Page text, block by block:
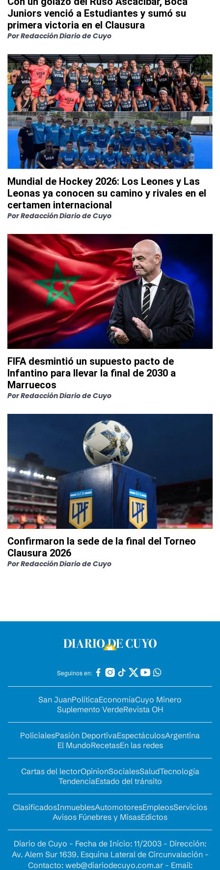
Juniors venció a Estudiantes y sumó su
primera victoria en el Clausura
PorRedacción Diario de Cuyo
Mundial de Hockey 2026: Los Leones y Las
Leonas ya conocen su camino y rivales en el
certamen internacional
PorRedacción Diario de Cuyo
FIFA desmintió un supuesto pacto de
Infantino para llevar la final de 2030 a
Marruecos
PorRedacción Diario de Cuyo
Confirmaron la sede de la final del Torneo
Clausura 2026
PorRedacción Diario de Cuyo
Seguinos en:
San JuanPolíticaEconomíaCuyo Minero
Suplemento VerdeRevista OH
PolicialesPasión DeportivaEspectáculosArgentina
El MundoRecetasEn las redes
Cartas del lectorOpinionSocialesSaludTecnología
TendenciaEstado del tránsito
ClasificadosInmueblesAutomotoresEmpleosServicios
Avisos Fúnebres y MisasEdictos
Diario de Cuyo - Fecha de Inicio: 11/2003 - Dirección:
Av. Alem Sur 1639. Esquina Lateral de Circunvalación -
Contacto: web@diariodecuyo.com.ar- Email: